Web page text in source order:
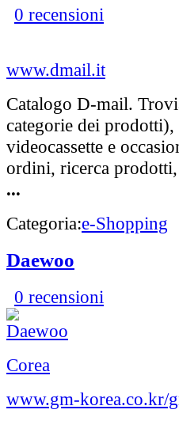
0 recensioni
www.dmail.it
Catalogo D-mail.
categorie dei
videocassette e
ordini, ricerca
...
Categoria:e-Shopping
Daewoo
0 recensioni
Corea
www.gm-korea.co.kr/